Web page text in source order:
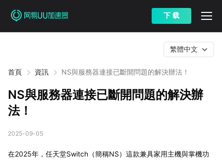
下 载
首頁 資訊 NS與服務器連接已斷開問題的解決辦法！
繁體中文
NS與服務器連接已斷開問題的解決辦
法！
2025-09-05
在2025年，任天堂Switch（簡稱NS）這款兼具家用主機與掌機功